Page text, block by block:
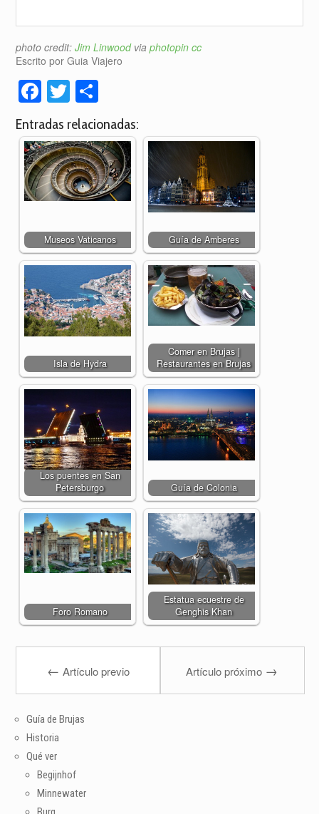
photo credit:Jim Linwoodviaphotopin cc
Escrito por Guia Viajero
Facebook
Twitter
Entradas relacionadas:
Museos Vaticanos Guía de Amberes
Isla de Hydra
Comer en Brujas |
Restaurantes en Brujas
Los puentes en San
Petersburgo
Guía de Colonia
Foro Romano
Estatua ecuestre de
Genghis Khan
← Artículo previo Artículo próximo →
Guía de Brujas
Historia
Qué ver
Begijnhof
Minnewater